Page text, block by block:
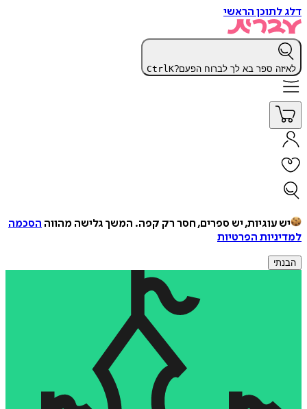
דלג לתוכן הראשי
לאיזה ספר בא לך לברוח הפעם? CtrlK
יש עוגיות, יש ספרים, חסר רק קפה. המשך גלישה מהווה הסכמה
למדיניות הפרטיות
הבנתי